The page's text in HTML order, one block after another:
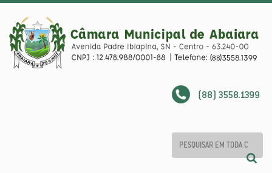
(88) 3558.1399